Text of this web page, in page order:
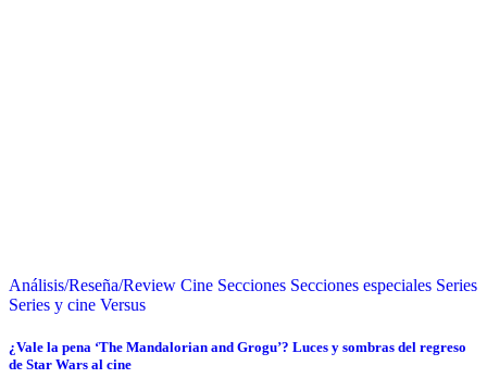
Análisis/Reseña/Review Cine Secciones Secciones especiales Series
Series y cine Versus
¿Vale la pena ‘The Mandalorian and Grogu’? Luces y sombras del regreso
de Star Wars al cine